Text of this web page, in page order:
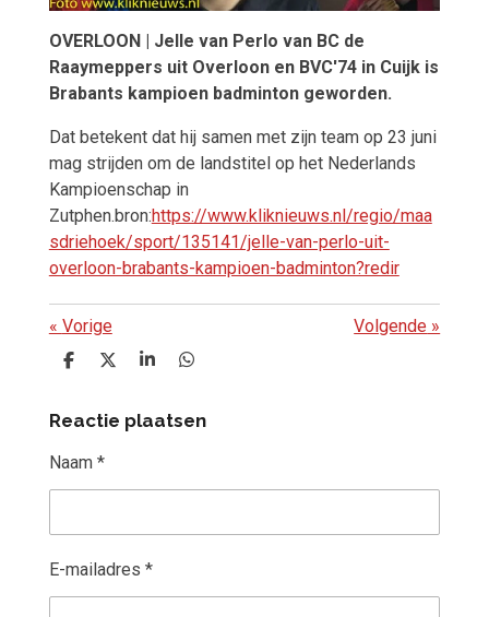
OVERLOON | Jelle van Perlo van BC de
Raaymeppers uit Overloon en BVC'74 in Cuijk is
Brabants kampioen badminton geworden.
Dat betekent dat hij samen met zijn team op 23 juni
mag strijden om de landstitel op het Nederlands
Kampioenschap in
Zutphen.bron:https://www.kliknieuws.nl/regio/maa
sdriehoek/sport/135141/jelle-van-perlo-uit-
overloon-brabants-kampioen-badminton?redir
« Vorige Volgende »
D
e
D
l
S
r
D
e
Reactie plaatsen
Naam *
E-mailadres *